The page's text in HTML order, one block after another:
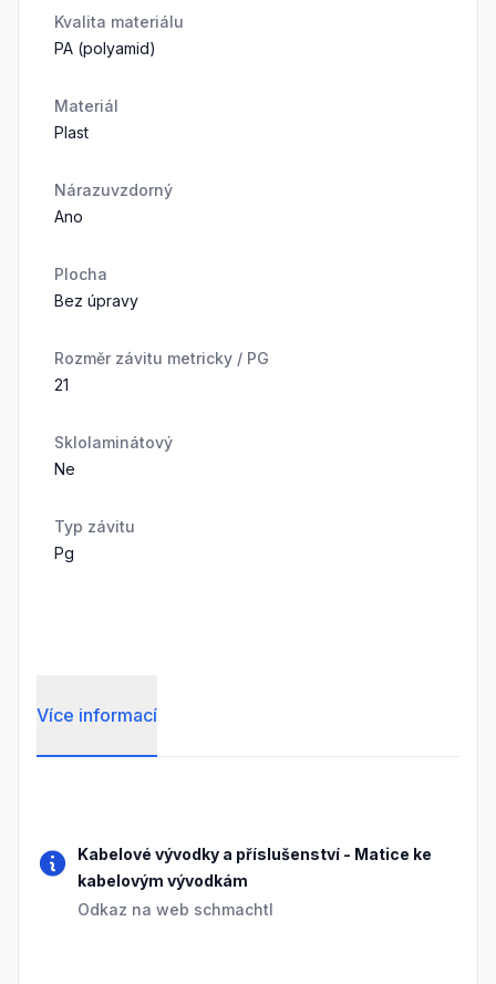
Kvalita materiálu
PA (polyamid)
Materiál
Plast
Nárazuvzdorný
Ano
Plocha
Bez úpravy
Rozměr závitu metricky / PG
21
Sklolaminátový
Ne
Typ závitu
Pg
Více informací
Kabelové vývodky a příslušenství- Matice ke
kabelovým vývodkám
Odkaz na web schmachtl